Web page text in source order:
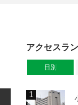
アクセスラ
日別